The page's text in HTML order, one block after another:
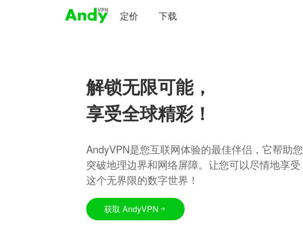
定价 下载
解锁无限可能，
享受全球精彩！
AndyVPN是您互联网体验的最佳伴侣，它帮助您
突破地理边界和网络屏障。让您可以尽情地享受
这个无界限的数字世界！
获取 AndyVPN